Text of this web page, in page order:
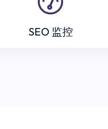
SEO 监控